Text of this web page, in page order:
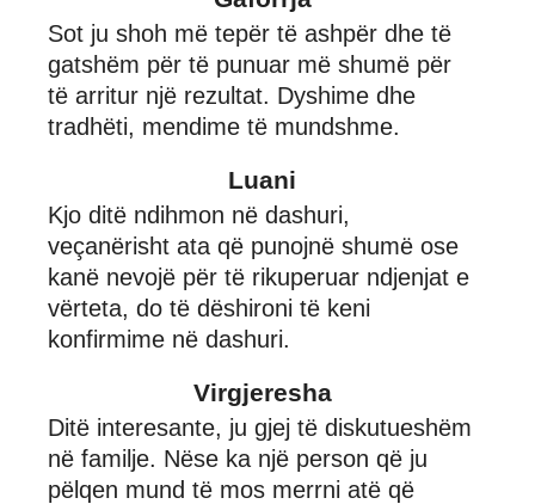
Sot ju shoh më tepër të ashpër dhe të
gatshëm për të punuar më shumë për
të arritur një rezultat. Dyshime dhe
tradhëti, mendime të mundshme.
Luani
Kjo ditë ndihmon në dashuri,
veçanërisht ata që punojnë shumë ose
kanë nevojë për të rikuperuar ndjenjat e
vërteta, do të dëshironi të keni
konfirmime në dashuri.
Virgjeresha
Ditë interesante, ju gjej të diskutueshëm
në familje. Nëse ka një person që ju
pëlqen mund të mos merrni atë që